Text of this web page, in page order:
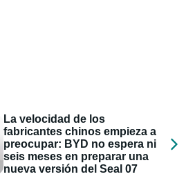
La velocidad de los
fabricantes chinos empieza a
preocupar: BYD no espera ni
seis meses en preparar una
nueva versión del Seal 07